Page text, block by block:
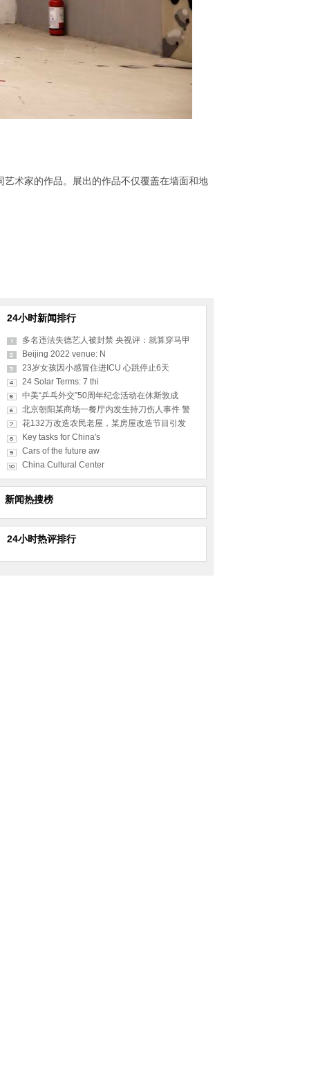
术家的作品。展出的作品不仅覆盖在墙面和地
24小时新闻排行
多名违法失德艺人被封禁 央视评：就算穿马甲
Beijing 2022 venue: N
23岁女孩因小感冒住进ICU 心跳停止6天
24 Solar Terms: 7 thi
中美“乒乓外交”50周年纪念活动在休斯敦成
北京朝阳某商场一餐厅内发生持刀伤人事件 警
花132万改造农民老屋，某房屋改造节目引发
Key tasks for China's
Cars of the future aw
China Cultural Center
新闻热搜榜
24小时热评排行